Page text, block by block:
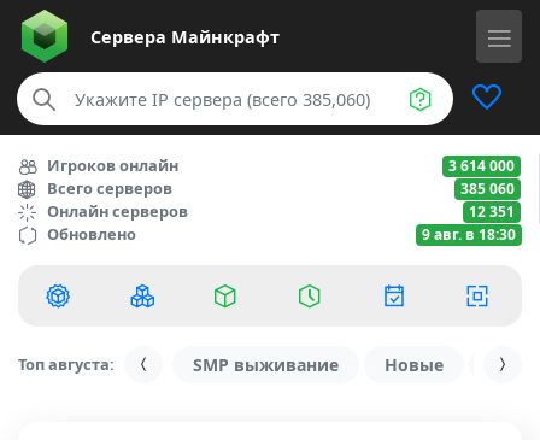
Сервера Майнкрафт
Игроков онлайн 3 614 000
Всего серверов 385 060
Онлайн серверов 12 351
Обновлено 9 авг. в 18:30
Топ августа: SMP выживание Новые С